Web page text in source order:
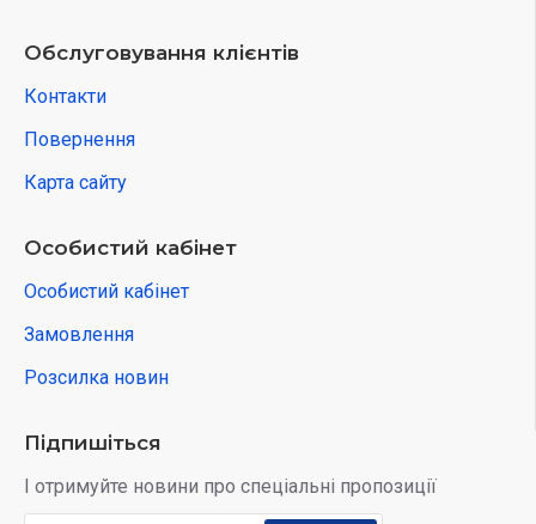
Обслуговування клієнтів
Контакти
Повернення
Карта сайту
Особистий кабінет
Особистий кабінет
Замовлення
Розсилка новин
Підпишіться
І отримуйте новини про спеціальні пропозиції